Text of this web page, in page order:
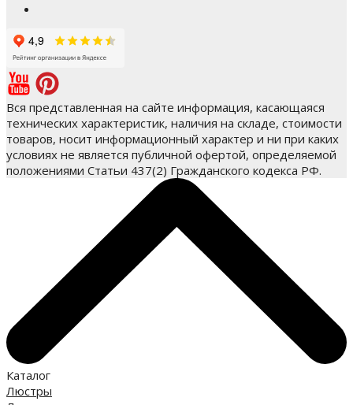
Вся представленная на сайте информация, касающаяся
технических характеристик, наличия на складе, стоимости
товаров, носит информационный характер и ни при каких
условиях не является публичной офертой, определяемой
положениями Статьи 437(2) Гражданского кодекса РФ.
Каталог
Люстры